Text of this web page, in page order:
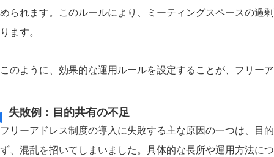
められます。このルールにより、ミーティングスペースの過
ります。
このように、効果的な運用ルールを設定することが、フリー
失敗例：目的共有の不足
フリーアドレス制度の導入に失敗する主な原因の一つは、目
ず、混乱を招いてしまいました。具体的な長所や運用方法に